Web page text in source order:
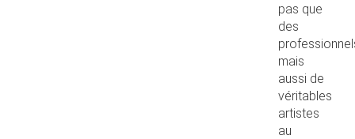
pas que
des
mais
aussi de
véritables
artistes
au